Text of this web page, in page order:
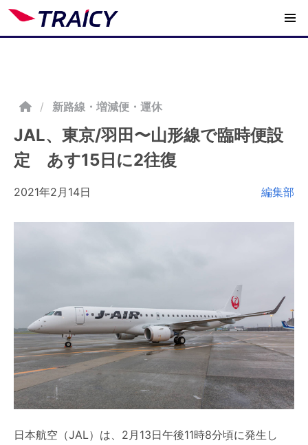
/ 新路線・増減便・運休
JAL、東京/羽田〜山形線で臨時便設
定 あす15日に2往復
2021年2月14日 編集部
日本航空（JAL）は、2月13日午後11時8分頃に発生し